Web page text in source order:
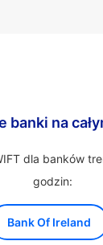
banki na
dla banków
godzin:
Bank Of Ireland